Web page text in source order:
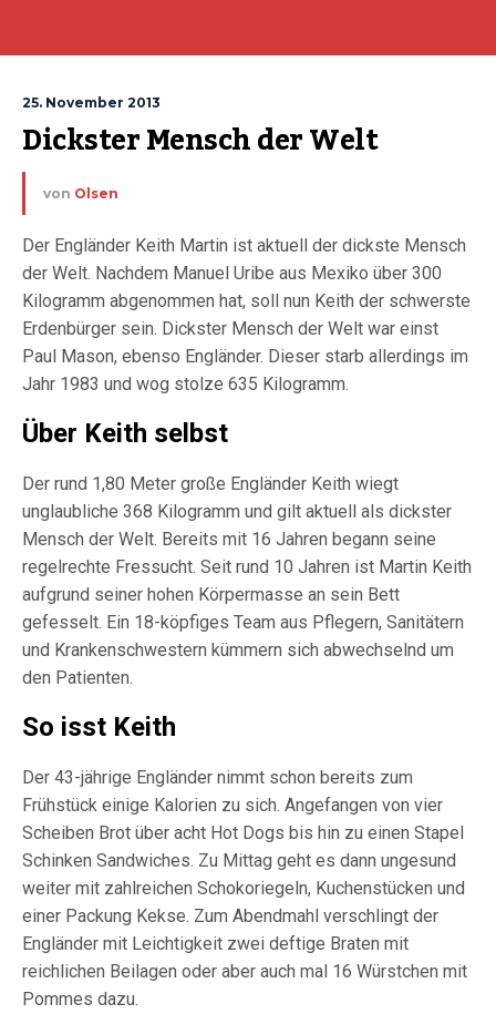
25. November 2013
Dickster Mensch der Welt
von Olsen
Der Engländer Keith Martin ist aktuell der dickste Mensch
der Welt. Nachdem Manuel Uribe aus Mexiko über 300
Kilogramm abgenommen hat, soll nun Keith der schwerste
Erdenbürger sein. Dickster Mensch der Welt war einst
Paul Mason, ebenso Engländer. Dieser starb allerdings im
Jahr 1983 und wog stolze 635 Kilogramm.
Über Keith selbst
Der rund 1,80 Meter große Engländer Keith wiegt
unglaubliche 368 Kilogramm und gilt aktuell als dickster
Mensch der Welt. Bereits mit 16 Jahren begann seine
regelrechte Fressucht. Seit rund 10 Jahren ist Martin Keith
aufgrund seiner hohen Körpermasse an sein Bett
gefesselt. Ein 18-köpfiges Team aus Pflegern, Sanitätern
und Krankenschwestern kümmern sich abwechselnd um
den Patienten.
So isst Keith
Der 43-jährige Engländer nimmt schon bereits zum
Frühstück einige Kalorien zu sich. Angefangen von vier
Scheiben Brot über acht Hot Dogs bis hin zu einen Stapel
Schinken Sandwiches. Zu Mittag geht es dann ungesund
weiter mit zahlreichen Schokoriegeln, Kuchenstücken und
einer Packung Kekse. Zum Abendmahl verschlingt der
Engländer mit Leichtigkeit zwei deftige Braten mit
reichlichen Beilagen oder aber auch mal 16 Würstchen mit
Pommes dazu.